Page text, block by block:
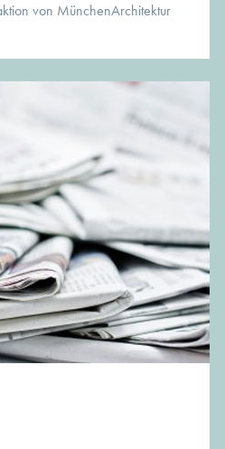
von MünchenArchitektur